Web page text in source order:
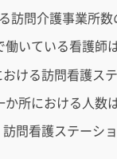
訪問介護事業所数
いている看護師
ける訪問看護ス
所における人数
問看護ステーシ